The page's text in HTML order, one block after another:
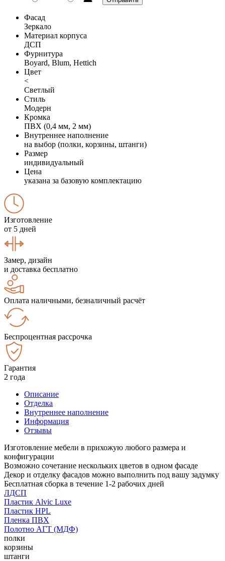
Фасад
Зеркало
Материал корпуса
ДСП
Фурнитура
Boyard, Blum, Hettich
Цвет
<
Светлый
Стиль
Модерн
Кромка
ПВХ (0,4 мм, 2 мм)
Внутреннее наполнение
на выбор (полки, корзины, штанги)
Размер
индивидуальный
Цена
указана за базовую комплектацию
Изготовление
от 5 дней
Замер, дизайн
и доставка бесплатно
Оплата наличными, безналичный расчёт
Беспроцентная рассрочка
Гарантия
2 года
Описание
Отделка
Внутреннее наполнение
Информация
Отзывы
Изготовление мебели в прихожую любого размера и
конфигурации
Возможно сочетание нескольких цветов в одном фасаде
Декор и отделку фасадов можно выполнить под вашу задумку
Бесплатная сборка в течение 1-2 рабочих дней
ЛДСП
Пластик Alvic Luxe
Пластик HPL
Пленка ПВХ
Полотно АГТ (МДФ)
полки
корзины
штанги